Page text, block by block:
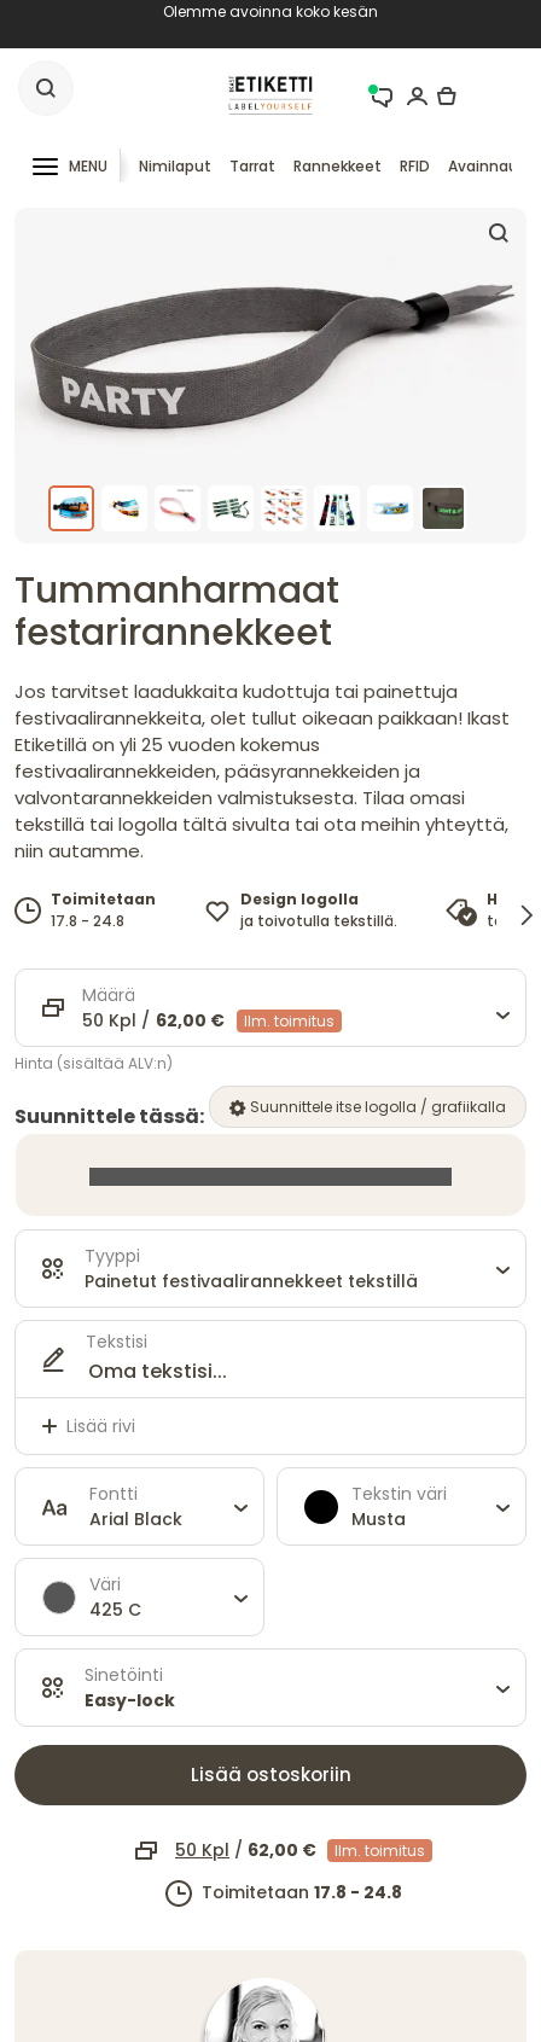
Olemme avoinna koko kesän
MENU Nimilaput Tarrat Rannekkeet RFID
Tummanharmaat
festarirannekkeet
Jos tarvitset laadukkaita kudottuja tai painettuja
festivaalirannekkeita, olet tullut oikeaan paikkaan! Ikast
Etiketillä on yli 25 vuoden kokemus
festivaalirannekkeiden, pääsyrannekkeiden ja
valvontarannekkeiden valmistuksesta. Tilaa omasi
tekstillä tai logolla tältä sivulta tai ota meihin yhteyttä,
niin autamme.
Toimitetaan
17.8 - 24.8
Design logolla
ja toivotulla tekstillä.
takaa
Määrä
50 Kpl / 62,00 € Ilm. toimitus
Hinta (sisältää ALV:n)
Suunnittele tässä: Suunnittele itse logolla / grafiikalla
Tyyppi
Painetut festivaalirannekkeet tekstillä
Tekstisi
Lisää rivi
Fontti
Arial Black
Tekstin väri
Musta
Väri
425 C
Sinetöinti
Easy-lock
Lisää ostoskoriin
50 Kpl / 62,00 € Ilm. toimitus
Toimitetaan 17.8 - 24.8